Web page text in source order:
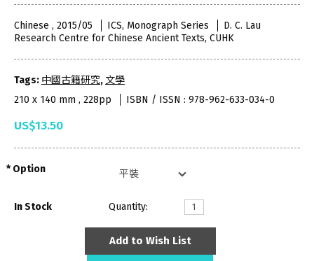
Chinese , 2015/05 ICS, Monograph Series
D. C. Lau
Research Centre for Chinese Ancient Texts, CUHK
Tags: 中國古籍研究, 文學
210 x 140 mm , 228pp
ISBN / ISSN : 978-962-633-034-0
US$13.50
Option
In Stock Quantity:
Add to Wish List